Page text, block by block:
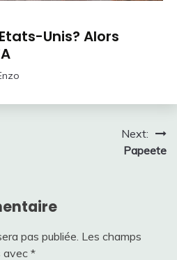
Unis? Alors
Next:
Papeete
pas publiée. Les champs
avec *